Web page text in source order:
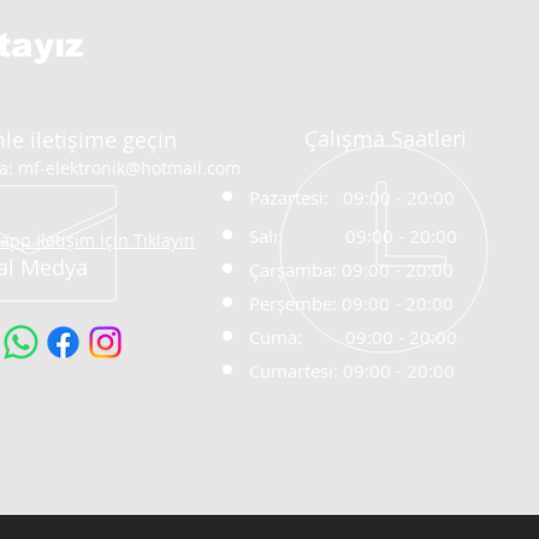
iletişime geçin
mf-elektronik@hotmail.com
İletişim İçin Tıklayın
Medya
Pazartesi: 09:00 - 20 :00
Salı:
09:00 - 20:00
Çarşamba: 09:00 - 20:00
Perşembe: 09:00 - 20:00
Cuma: 09:00 - 20:00
Cumartesi: 09:00 - 20:00
Çalışma Saatleri